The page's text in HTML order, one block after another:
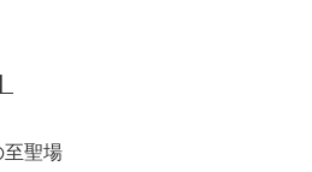
至聖場